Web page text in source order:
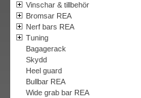
Vinschar & tillbehör
Bromsar REA
Nerf bars REA
Tuning
Bagagerack
Skydd
Heel guard
Bullbar REA
Wide grab bar REA